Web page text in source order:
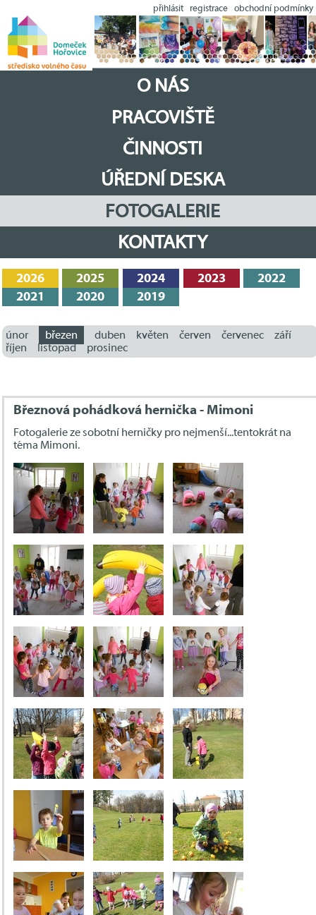
přihlásit registrace obchodní podmínky
O NÁS
PRACOVIŠTĚ
ČINNOSTI
ÚŘEDNÍ DESKA
FOTOGALERIE
KONTAKTY
2026 2025 2024 2023
2022
2021
2020 2019
únor březen duben květen červen červenec
září
říjen
listopad prosinec
Březnová pohádková hernička - Mimoni
Fotogalerie ze sobotní herničky pro nejmenší...tentokrát na
téma Mimoni.